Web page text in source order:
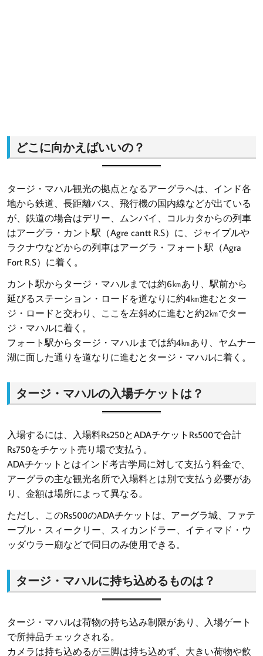
どこに向かえばいいの？
タージ・マハル観光の拠点となるアーグラへは、インド各
地から鉄道、長距離バス、飛行機の国内線などが出ている
が、鉄道の場合はデリー、ムンバイ、コルカタからの列車
はアーグラ・カント駅（Agre cantt R.S）に、ジャイプルや
ラクナウなどからの列車はアーグラ・フォート駅（Agra
Fort R.S）に着く。
カント駅からタージ・マハルまでは約6㎞あり、駅前から
延びるステーション・ロードを道なりに約4㎞進むとター
ジ・ロードと交わり、ここを左斜めに進むと約2㎞でター
ジ・マハルに着く。
フォート駅からタージ・マハルまでは約4㎞あり、ヤムナー
湖に面した通りを道なりに進むとタージ・マハルに着く。
タージ・マハルの入場チケットは？
入場するには、入場料Rs250とADAチケットRs500で合計
Rs750をチケット売り場で支払う。
ADAチケットとはインド考古学局に対して支払う料金で、
アーグラの主な観光名所で入場料とは別で支払う必要があ
り、金額は場所によって異なる。
ただし、このRs500のADAチケットは、アーグラ城、ファテ
ープル・スィークリー、スィカンドラー、イティマド・ウ
ッダウラー廟などで同日のみ使用できる。
タージ・マハルに持ち込めるものは？
タージ・マハルは荷物の持ち込み制限があり、入場ゲート
で所持品チェックされる。
カメラは持ち込めるが三脚は持ち込めず、大きい荷物や飲